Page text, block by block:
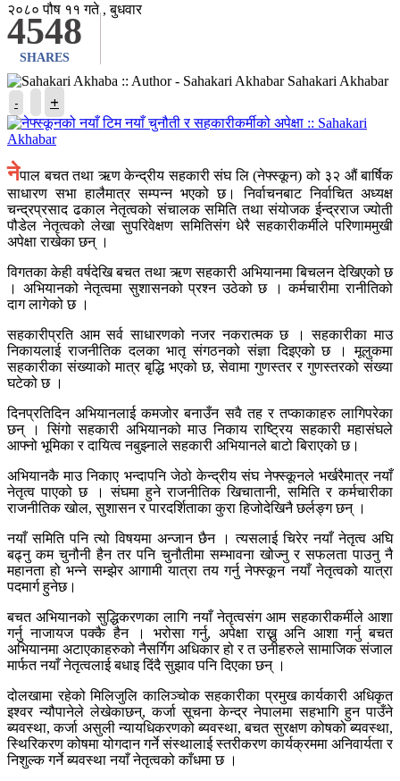
4548
SHARES
२०८० पौष ११ गते , बुधवार
Sahakari Akhabar
- +
नेपाल बचत तथा ऋण केन्द्रीय सहकारी संघ लि (नेफ्स्कून) को ३२ औं बार्षिक
साधारण सभा हालैमात्र सम्पन्न भएको छ। निर्वाचनबाट निर्वाचित अध्यक्ष
चन्द्रप्रसाद ढकाल नेतृत्वको संचालक समिति तथा संयोजक ईन्द्रराज ज्योती
पौडेल नेतृत्वको लेखा सुपरिवेक्षण समितिसंग धेरै सहकारीकर्मीले परिणाममुखी
अपेक्षा राखेका छन् ।
विगतका केही वर्षदेखि बचत तथा ऋण सहकारी अभियानमा बिचलन देखिएको छ
। अभियानको नेतृत्वमा सुशासनको प्रश्न उठेको छ । कर्मचारीमा रानीतिको
दाग लागेको छ ।
सहकारीप्रति आम सर्व साधारणको नजर नकरात्मक छ । सहकारीका माउ
निकायलाई राजनीतिक दलका भातृ संगठनको संज्ञा दिइएको छ । मूलुकमा
सहकारीका संख्याको मात्र बृद्धि भएको छ, सेवामा गुणस्तर र गुणस्तरको संख्या
घटेको छ ।
दिनप्रतिदिन अभियानलाई कमजोर बनाउँन सवै तह र तप्काकाहरु लागिपरेका
छन् । सिंगो सहकारी अभियानको माउ निकाय राष्ट्रिय सहकारी महासंघले
आफ्नो भूमिका र दायित्व नबुझ्नाले सहकारी अभियानले बाटो बिराएको छ।
अभियानकै माउ निकाए भन्दापनि जेठो केन्द्रीय संघ नेफ्स्कूनले भर्खरैमात्र नयाँ
नेतृत्व पाएको छ । संघमा हुने राजनीतिक खिचातानी, समिति र कर्मचारीका
राजनीतिक खोल, सुशासन र पारदर्शिताका कुरा हिजोदेखिनै छर्लङ्ग छन् ।
नयाँ समिति पनि त्यो विषयमा अन्जान छैन । त्यसलाई चिरेर नयाँ नेतृत्व अघि
बढ्नु कम चुनौनी हैन तर पनि चुनौतीमा सम्भावना खोज्नु र सफलता पाउनु नै
महानता हो भन्ने सम्झेर आगामी यात्रा तय गर्नु नेफ्स्कून नयाँ नेतृत्वको यात्रा
पदमार्ग हुनेछ।
बचत अभियानको सुद्धिकरणका लागि नयाँ नेतृत्वसंग आम सहकारीकर्मीले आशा
गर्नु नाजायज पक्कै हैन । भरोसा गर्नु, अपेक्षा राख्नु अनि आशा गर्नु बचत
अभियानमा अटाएकाहरुको नैसर्गिग अधिकार हो र त उनीहरुले सामाजिक संजाल
मार्फत नयाँ नेतृत्वलाई बधाइ दिंदै सुझाव पनि दिएका छन् ।
दोलखामा रहेको मिलिजुलि कालिञ्चोक सहकारीका प्रमुख कार्यकारी अधिकृत
इश्वर न्यौपानेले लेखेकाछन्, कर्जा सूचना केन्द्र नेपालमा सहभागि हुन पाउँने
ब्यवस्था, कर्जा असुली न्यायधिकरणको ब्यवस्था, बचत सुरक्षण कोषको ब्यवस्था,
स्थिरिकरण कोषमा योगदान गर्ने संस्थालाई स्तरीकरण कार्यक्रममा अनिवार्यता र
निशुल्क गर्ने ब्यवस्था नयाँ नेतृत्वको काँधमा छ ।